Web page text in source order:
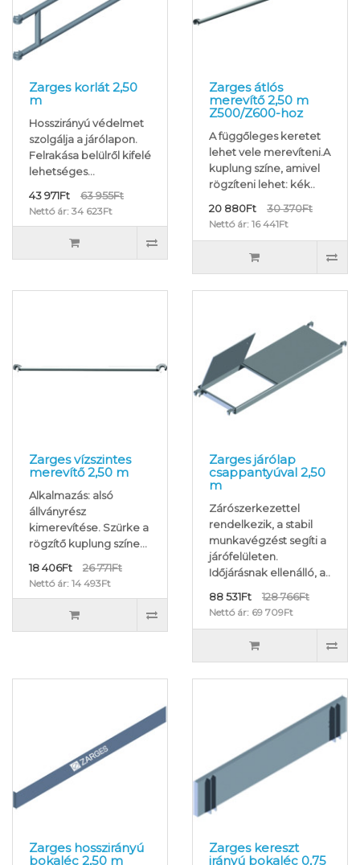
Zarges korlát 2,50
m
Hosszirányú védelmet
szolgálja a járólapon.
Felrakása belülről kifelé
lehetséges...
43 971Ft
63 955Ft
Nettó ár: 34 623Ft
Zarges átlós
merevítő 2,50 m
Z500/Z600-hoz
A függőleges keretet
lehet vele merevíteni.A
kuplung színe, amivel
rögzíteni lehet: kék..
20 880Ft
30 370Ft
Nettó ár: 16 441Ft
Zarges vízszintes
merevítő 2,50 m
Alkalmazás: alsó
állványrész
kimerevítése. Szürke a
rögzítő kuplung színe...
18 406Ft
26 771Ft
Nettó ár: 14 493Ft
Zarges járólap
csappantyúval 2,50
m
Zárószerkezettel
rendelkezik, a stabil
munkavégzést segíti a
járófelületen.
Időjárásnak ellenálló, a..
88 531Ft
128 766Ft
Nettó ár: 69 709Ft
Zarges hosszirányú
bokaléc 2,50 m
Zarges kereszt
irányú bokaléc 0,75